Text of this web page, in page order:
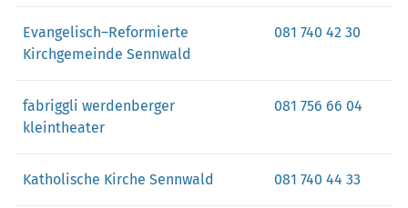
Evangelisch–Reformierte
Kirchgemeinde Sennwald
081 740 42 30
fabriggli werdenberger
kleintheater
081 756 66 04
Katholische Kirche Sennwald 081 740 44 33